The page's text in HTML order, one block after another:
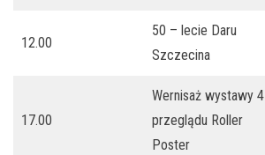
12.00
50 – lecie Daru
Szczecina
17.00
Wernisaż wystawy 4
przeglądu Roller
Poster